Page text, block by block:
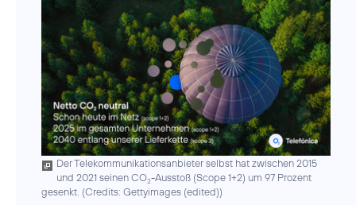
Der Telekommunikationsanbieter selbst hat zwischen 2015
und 2021 seinen CO2-Ausstoß (Scope 1+2) um 97 Prozent
gesenkt. (Credits: Gettyimages (edited))